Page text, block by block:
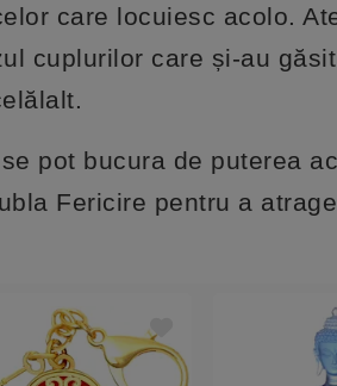
care locuiesc acolo.
cuplurilor care și-au găsit
pot bucura de puterea
Fericire pentru a atrage